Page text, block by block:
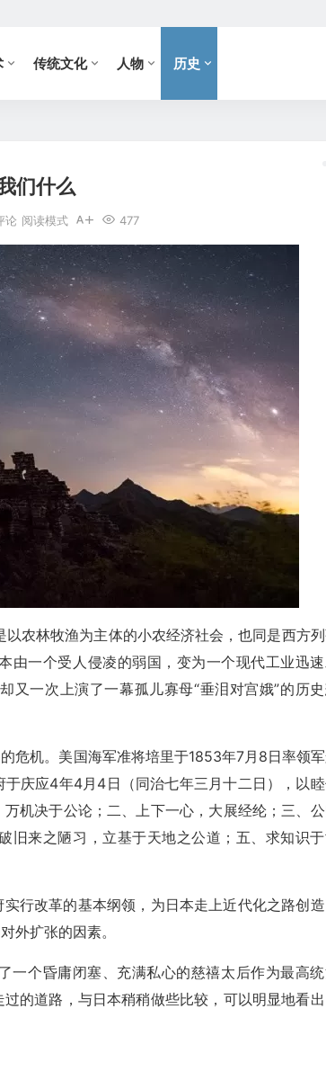
传统文化 人物 历史
们什么
论 477
阅读模式
农林牧渔为主体的小农经济社会，也同是西方
由一个受人侵凌的弱国，变为一个现代工业迅
又一次上演了一幕孤儿寡母“垂泪对宫娥”的历
危机。美国海军准将培里于1853年7月8日率领
庆应4年4月4日（同治七年三月十二日），以
机决于公论；二、上下一心，大展经纶；三、
旧来之陋习，立基于天地之公道；五、求知识
行改革的基本纲领，为日本走上近代化之路创
外扩张的因素。
一个昏庸闭塞、充满私心的慈禧太后作为最高
的道路，与日本稍稍做些比较，可以明显地看出